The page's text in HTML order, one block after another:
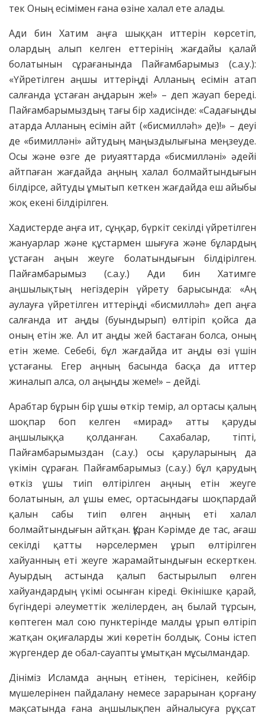
тек Оның есімімен ғана өзіне халал ете алады.
Ади бин Хатим аңға шыққан иттерін көрсетіп,
олардың алып келген еттерінің жағдайы қалай
болатынын сұрағанында Пайғамбарымыз (с.а.у.):
«Үйретілген аңшы иттеріңді Алланың есімін атап
салғанда ұстаған аңдарын же!» – деп жауап береді.
Пайғамбарымыздың тағы бір хадисінде: «Садағыңды
атарда Алланың есімін айт («бисмилләһ» де)!» – деуі
де «бимилләні» айтудың маңыздылығына меңзеуде.
Осы және өзге де риуаяттарда «бисмилләні» әдейі
айтпаған жағдайда аңның халал болмайтындығын
білдірсе, айтуды ұмытып кеткен жағдайда еш айыбы
жоқ екені білдірілген.
Хадистерде аңға ит, сұңқар, бүркіт секілді үйретілген
жануарлар және құстармен шығуға және бұлардың
ұстаған аңын жеуге болатындығын білдірілген.
Пайғамбарымыз (с.а.у.) Ади бин Хатимге
аңшылықтың негіздерін үйрету барысында: «Аң
аулауға үйретілген иттеріңді «бисмилләһ» деп аңға
салғанда ит аңды (буындырып) өлтіріп қойса да
оның етін же. Ал ит аңды жей бастаған болса, оның
етін жеме. Себебі, бұл жағдайда ит аңды өзі үшін
ұстағаны. Егер аңның басында басқа да иттер
жиналып алса, ол аңыңды жеме!» – дейді.
Арабтар бұрын бір ұшы өткір темір, ал ортасы қалың
шоқпар боп келген «мирад» атты қаруды
аңшылыққа қолданған. Сахабалар, тіпті,
Пайғамбарымыздан (с.а.у.) осы қаруларының да
үкімін сұраған. Пайғамбарымыз (с.а.у.) бұл қарудың
өткіз ұшы тиіп өлтірілген аңның етін жеуге
болатынын, ал ұшы емес, ортасындағы шоқпардай
қалын сабы тиіп өлген аңның еті халал
болмайтындығын айтқан. Құран Кәрімде де тас, ағаш
секілді қатты нәрселермен ұрып өлтірілген
хайуанның еті жеуге жарамайтындығын ескерткен.
Ауырдың астында қалып бастырылып өлген
хайуандардың үкімі осынған кіреді. Өкінішке қарай,
бүгіндері әлеуметтік желілерден, аң былай тұрсын,
көптеген мал сою пунктерінде малды ұрып өлтіріп
жатқан оқиғаларды жиі көретін болдық. Соны істеп
жүргендер де обал-сауапты ұмытқан мұсылмандар.
Дініміз Исламда аңның етінен, терісінен, кейбір
мүшелерінен пайдалану немесе зарарынан қорғану
мақсатында ғана аңшылықпен айналысуға рұқсат